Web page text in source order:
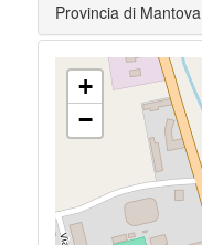
Provincia di Mantova
+
−